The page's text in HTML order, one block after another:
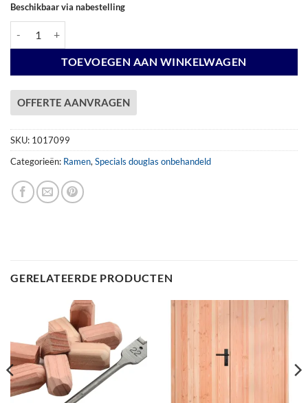
Beschikbaar via nabestelling
TOEVOEGEN AAN WINKELWAGEN
OFFERTE AANVRAGEN
SKU: 1017099
Categorieën: Ramen, Specials douglas onbehandeld
GERELATEERDE PRODUCTEN